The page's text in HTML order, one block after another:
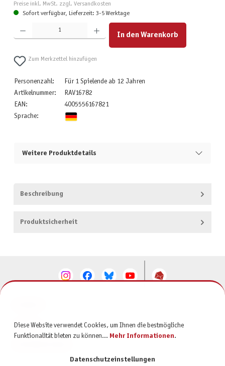
Preise inkl. MwSt. zzgl. Versandkosten
Sofort verfügbar, Lieferzeit: 3-5 Werktage
Produkt Anzahl: Gib den gewünschten Wert ein oder benutze die Schaltflächen um die Anzahl zu
In den Warenkorb
Zum Merkzettel hinzufügen
Personenzahl:
Für 1 Spielende ab 12 Jahren
Artikelnummer:
RAV16782
EAN:
4005556167821
Sprache:
Weitere Produktdetails
Beschreibung
Produktsicherheit
SERVICE
Diese Website verwendet Cookies, um Ihnen die bestmögliche
Funktionalität bieten zu können... Mehr Informationen.
Datenschutzeinstellungen